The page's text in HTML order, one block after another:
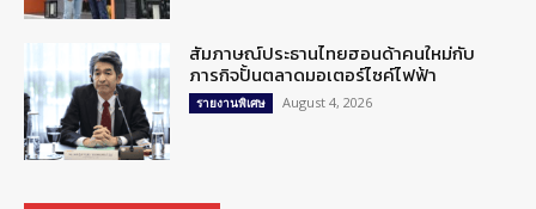
สัมภาษณ์ประธานไทยฮอนด้าคนใหม่กับ
ภารกิจปั้นตลาดมอเตอร์ไซค์ไฟฟ้า
รายงานพิเศษ August 4, 2026